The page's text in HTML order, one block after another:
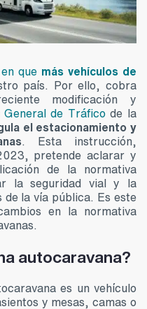
que más vehículos de
país. Por ello, cobra
modificación y
General de Tráficode la
el estacionamiento y
. Esta instrucción,
pretende aclarar y
de la normativa
la seguridad vial y la
la vía pública. Es este
en la normativa
autocaravana?
es un vehículo
y mesas, camas o